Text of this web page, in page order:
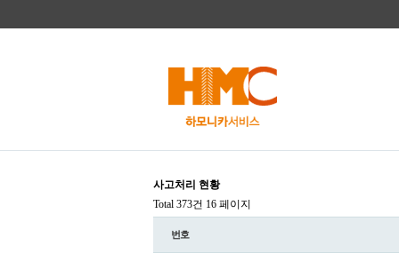
사고처리 현황
Total 373건 16 페이지
번호